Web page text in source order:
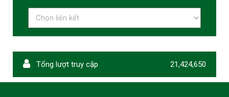
Tổng lượt truy cập 21,424,650